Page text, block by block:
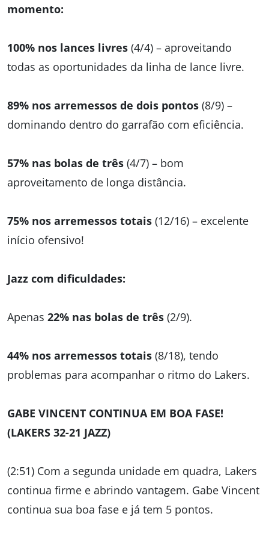
momento:
100% nos lances livres (4/4) – aproveitando
todas as oportunidades da linha de lance livre.
89% nos arremessos de dois pontos (8/9) –
dominando dentro do garrafão com eficiência.
57% nas bolas de três (4/7) – bom
aproveitamento de longa distância.
75% nos arremessos totais (12/16) – excelente
início ofensivo!
Jazz com dificuldades:
Apenas 22% nas bolas de três (2/9).
44% nos arremessos totais (8/18), tendo
problemas para acompanhar o ritmo do Lakers.
GABE VINCENT CONTINUA EM BOA FASE!
(LAKERS 32-21 JAZZ)
(2:51) Com a segunda unidade em quadra, Lakers
continua firme e abrindo vantagem. Gabe Vincent
continua sua boa fase e já tem 5 pontos.